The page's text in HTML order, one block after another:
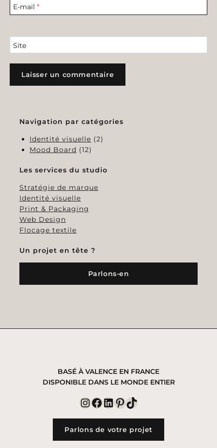
E-mail *
Site
Navigation par catégories
Identité visuelle (2)
Mood Board (12)
Les services du studio
Stratégie de marque
Identité visuelle
Print & Packaging
Web Design
Flocage textile
Un projet en tête ?
Parlons-en
BASÉ À VALENCE EN FRANCE
DISPONIBLE DANS LE MONDE ENTIER
Instagram
Facebook
LinkedIn
Pinterest
TikTok
Parlons de votre projet